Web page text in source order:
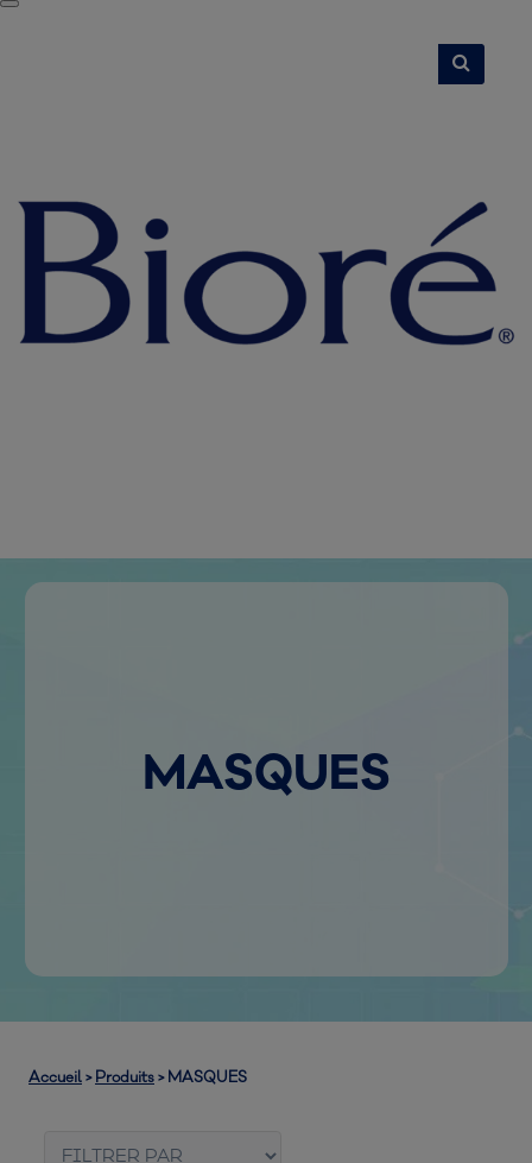
MASQUES
Accueil> Produits> MASQUES